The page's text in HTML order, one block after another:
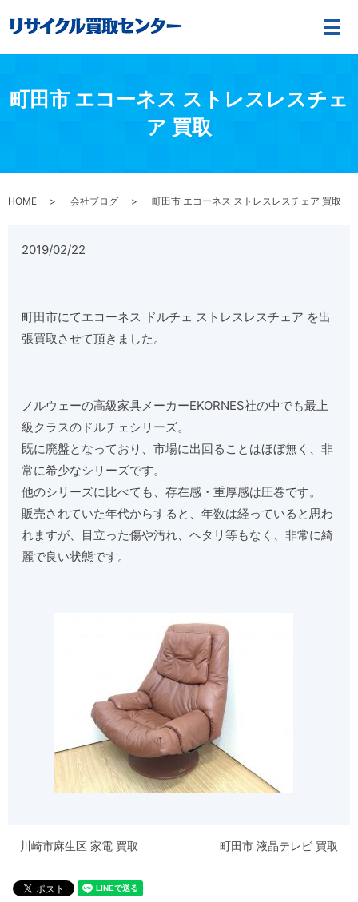
メ
町田市 エコーネス ストレスレスチェ
ア 買取
HOME 会社ブログ 町田市 エコーネス ストレスレスチェア 買取
2019/02/22
町田市にてエコーネス ドルチェ ストレスレスチェア を出
張買取させて頂きました。
ノルウェーの高級家具メーカーEKORNES社の中でも最上
級クラスのドルチェシリーズ。
既に廃盤となっており、市場に出回ることはほぼ無く、非
常に希少なシリーズです。
他のシリーズに比べても、存在感・重厚感は圧巻です。
販売されていた年代からすると、年数は経っていると思わ
れますが、目立った傷や汚れ、ヘタリ等もなく、非常に綺
麗で良い状態です。
川崎市麻生区 家電 買取 町田市 液晶テレビ 買取